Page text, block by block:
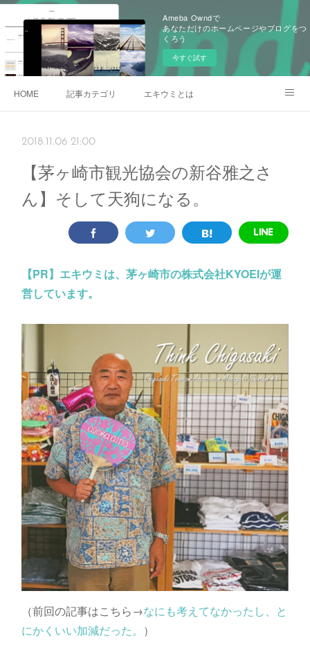
Ameba Owndで
あなただけのホームページやブログをつ
くろう
今すぐ試す
HOME 記事カテゴリ エキウミとは
2018.11.06 21:00
【茅ヶ崎市観光協会の新谷雅之さ
ん】そして天狗になる。
【PR】 エキウミは、茅ヶ崎市の株式会社KYOEIが運
営しています。
（前回の記事はこちら→なにも考えてなかったし、と
にかくいい加減だった。 ）